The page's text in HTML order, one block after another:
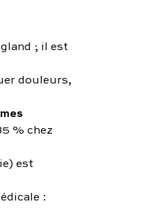
; il est
douleurs,
% chez
est
: